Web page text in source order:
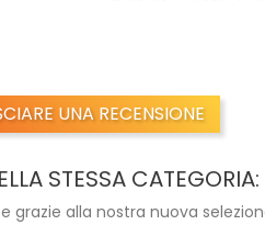
UNA RECENSIONE
STESSA CATEGORIA:
grazie alla nostra nuova